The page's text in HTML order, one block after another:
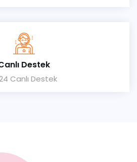
Destek
Canlı Destek